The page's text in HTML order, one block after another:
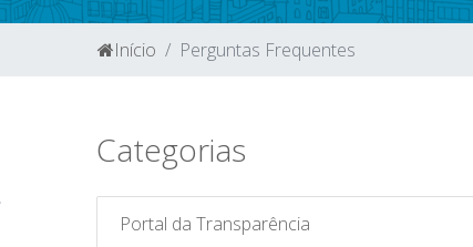
Início Perguntas Frequentes
Categorias
Portal da Transparência